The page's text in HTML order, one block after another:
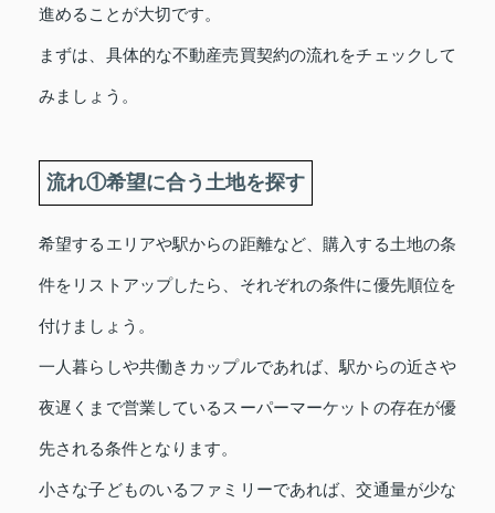
進めることが大切です。
まずは、具体的な不動産売買契約の流れをチェックして
みましょう。
流れ①希望に合う土地を探す
希望するエリアや駅からの距離など、購入する土地の条
件をリストアップしたら、それぞれの条件に優先順位を
付けましょう。
一人暮らしや共働きカップルであれば、駅からの近さや
夜遅くまで営業しているスーパーマーケットの存在が優
先される条件となります。
小さな子どものいるファミリーであれば、交通量が少な